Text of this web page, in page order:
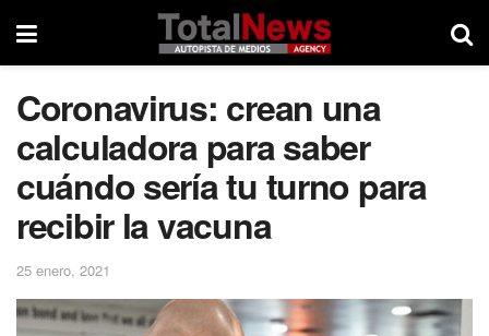
Coronavirus: crean una
calculadora para saber
cuándo sería tu turno para
recibir la vacuna
25 enero, 2021